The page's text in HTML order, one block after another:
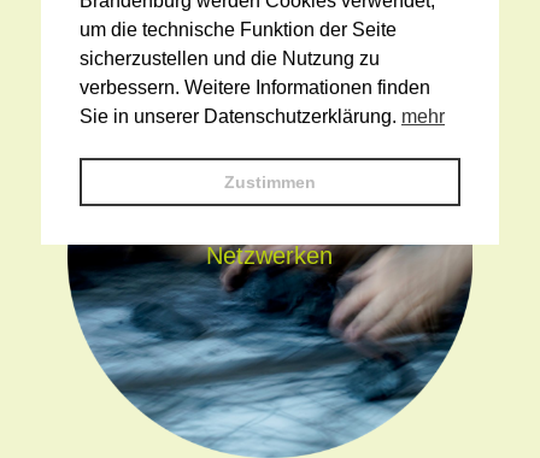
Netzwerken
um die technische Funktion der Seite
sicherzustellen und die Nutzung zu
verbessern. Weitere Informationen finden
Sie in unserer Datenschutzerklärung. mehr
Zustimmen